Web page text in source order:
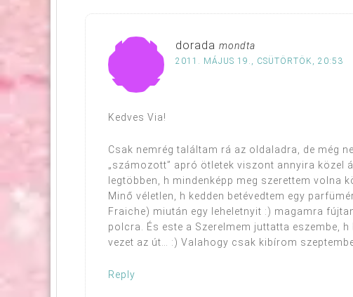
dorada mondta
2011. MÁJUS 19., CSÜTÖRTÖK, 20:53
Kedves Via!
Csak nemrég találtam rá az oldaladra, de még
„számozott” apró ötletek viszont annyira közel
legtöbben, h mindenképp meg szerettem volna
Minő véletlen, h kedden betévedtem egy
Fraiche) miután egy leheletnyit :) magamra
polcra. És este a Szerelmem juttatta eszembe,
vezet az út… :) Valahogy csak kibírom
Reply